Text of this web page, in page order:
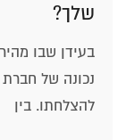
שלך?
בעידן שבו
נכונה של
להצלחתו. בין